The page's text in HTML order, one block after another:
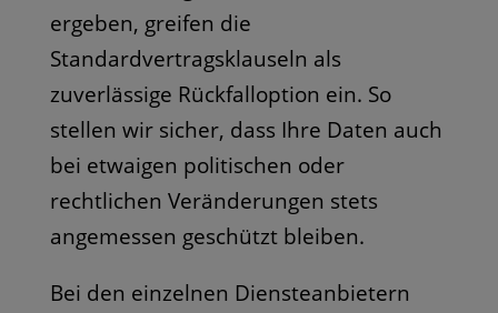
ergeben, greifen die
Standardvertragsklauseln als
zuverlässige Rückfalloption ein. So
stellen wir sicher, dass Ihre Daten auch
bei etwaigen politischen oder
rechtlichen Veränderungen stets
angemessen geschützt bleiben.
Bei den einzelnen Diensteanbietern